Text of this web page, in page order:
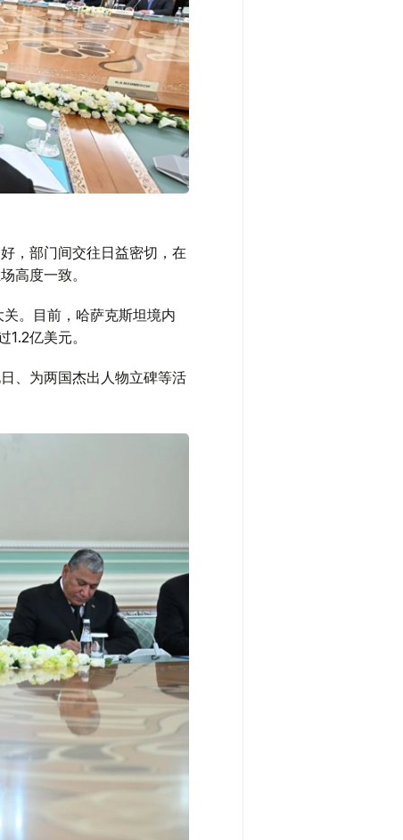
，部门间交往日益密切，在
高度一致。
。目前，哈萨克斯坦境内
亿美元。
、为两国杰出人物立碑等活